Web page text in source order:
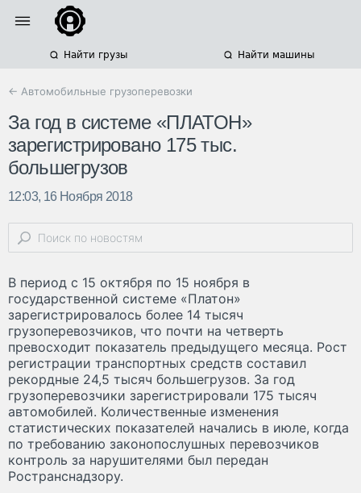
Найти грузы Найти машины
← Автомобильные грузоперевозки
За год в системе «ПЛАТОН»
зарегистрировано 175 тыс.
большегрузов
12:03, 16 Ноября 2018
В период с 15 октября по 15 ноября в
государственной системе «Платон»
зарегистрировалось более 14 тысяч
грузоперевозчиков, что почти на четверть
превосходит показатель предыдущего месяца. Рост
регистрации транспортных средств составил
рекордные 24,5 тысяч большегрузов. За год
грузоперевозчики зарегистрировали 175 тысяч
автомобилей. Количественные изменения
статистических показателей начались в июле, когда
по требованию законопослушных перевозчиков
контроль за нарушителями был передан
Ространснадзору.